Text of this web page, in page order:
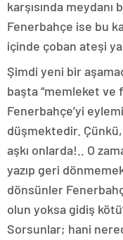
karşısında meydanı
Fenerbahçe ise bu
içinde çoban ateşi
Şimdi yeni bir
başta “memleket ve
Fenerbahçe’yi
düşmektedir.
aşkı onlarda!.. O
yazıp geri
dönsünler
olun yoksa gidiş
Sorsunlar; hani